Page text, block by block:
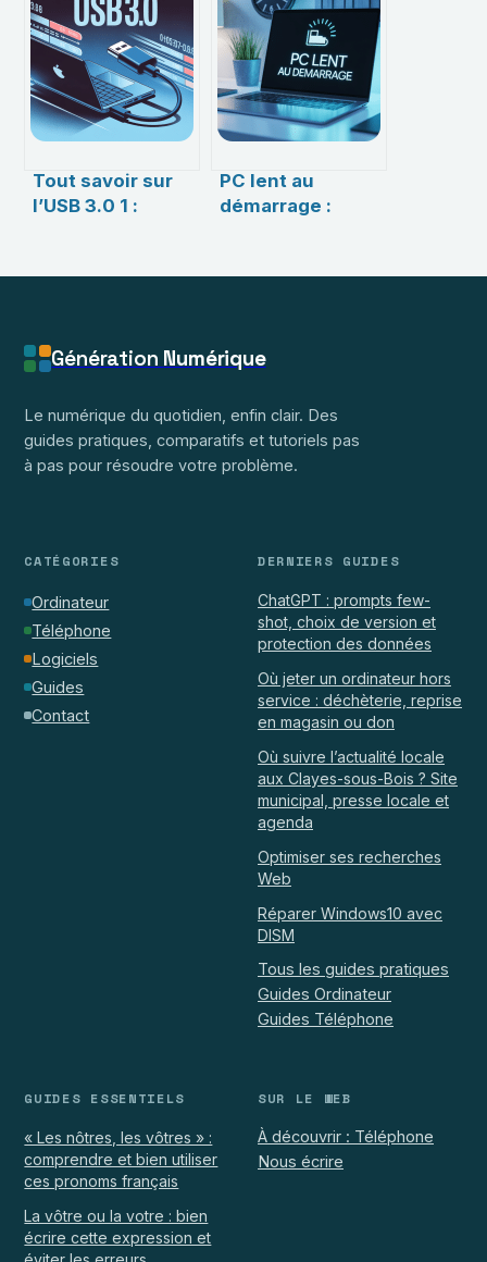
diagnostiquer et
réparer
efficacement
l’unité clé du
numérique
d’aujourd’hui
Tout savoir sur
l’USB 3.0 1 :
usages
PC lent au
démarrage :
comment
Génération Numérique
Le numérique du quotidien, enfin clair. Des
guides pratiques, comparatifs et tutoriels pas
à pas pour résoudre votre problème.
CATÉGORIES
Ordinateur
Téléphone
Logiciels
Guides
Contact
DERNIERS GUIDES
ChatGPT : prompts few-
shot, choix de version et
protection des données
Où jeter un ordinateur hors
service : déchèterie, reprise
en magasin ou don
Où suivre l’actualité locale
aux Clayes-sous-Bois ? Site
municipal, presse locale et
agenda
Optimiser ses recherches
Web
Réparer Windows10 avec
DISM
Tous les guides pratiques
Guides Ordinateur
Guides Téléphone
GUIDES ESSENTIELS
« Les nôtres, les vôtres » :
comprendre et bien utiliser
ces pronoms français
La vôtre ou la votre : bien
écrire cette expression et
SUR LE WEB
À découvrir : Téléphone
Nous écrire